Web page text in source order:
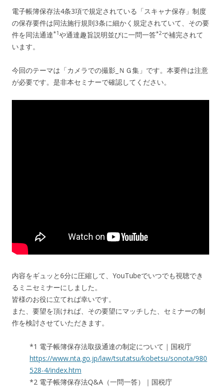
電子帳簿保存法4条3項で規定されている「スキャナ保存」制度
の保存要件は同法施行規則3条に細かく規定されていて、その要
件を同法通達*1や通達趣旨説明並びに一問一答*2で補完されて
います。
今回のテーマは「カメラでの撮影_ＮＧ集」です。本要件は注意
が必要です。是非本セミナーで確認してください。
内容をギュッと6分に圧縮して、YouTubeでいつでも視聴でき
るミニセミナーにしました。
皆様のお役に立てれば幸いです。
また、要望を頂ければ、その要望にマッチした、セミナーの制
作を検討させていただきます。
*1 電子帳簿保存法取扱通達の制定について｜国税庁
https://www.nta.go.jp/law/tsutatsu/kobetsu/sonota/980
528-4/index.htm
*2 電子帳簿保存法Q&A（一問一答）｜国税庁